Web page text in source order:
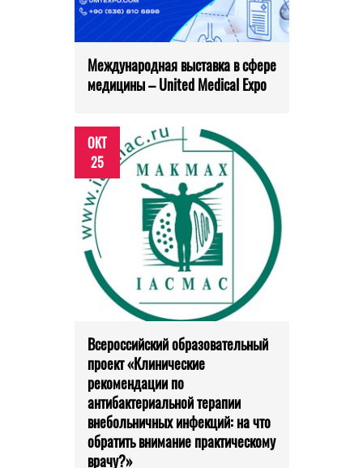
Международная выставка в сфере
медицины – United Medical Expo
ОКТ
25
Всероссийский образовательный
проект «Клинические
рекомендации по
антибактериальной терапии
внебольничных инфекций: на что
обратить внимание практическому
врачу?»